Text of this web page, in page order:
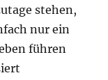
stehen,
nur ein
führen